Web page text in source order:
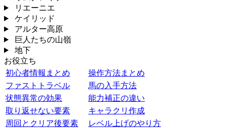
リエーニエ
ケイリッド
アルター高原
巨人たちの山嶺
地下
お役立ち
初心者情報まとめ
操作方法まとめ
ファストトラベル
馬の入手方法
状態異常の効果
能力補正の違い
取り返せない要素
キャラクリ作成
周回とクリア後要素
レベル上げのやり方